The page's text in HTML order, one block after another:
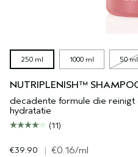
250 ml 1000 ml 50 ml
NUTRIPLENISH™
decadente formule die
hydratatie
(11)
€39.90 | €0.16/ml